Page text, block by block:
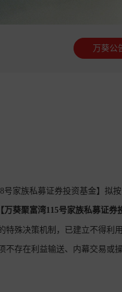
万葵公
号家族私募证券投资基金】拟
万葵聚富湾115号家族私募证券
特殊决策机制，已建立不得利
不存在利益输送、内幕交易或